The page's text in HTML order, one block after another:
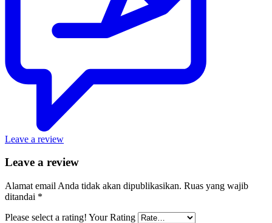
Leave a review
Leave a review
Alamat email Anda tidak akan dipublikasikan. Ruas yang wajib
ditandai *
Please select a rating! Your Rating